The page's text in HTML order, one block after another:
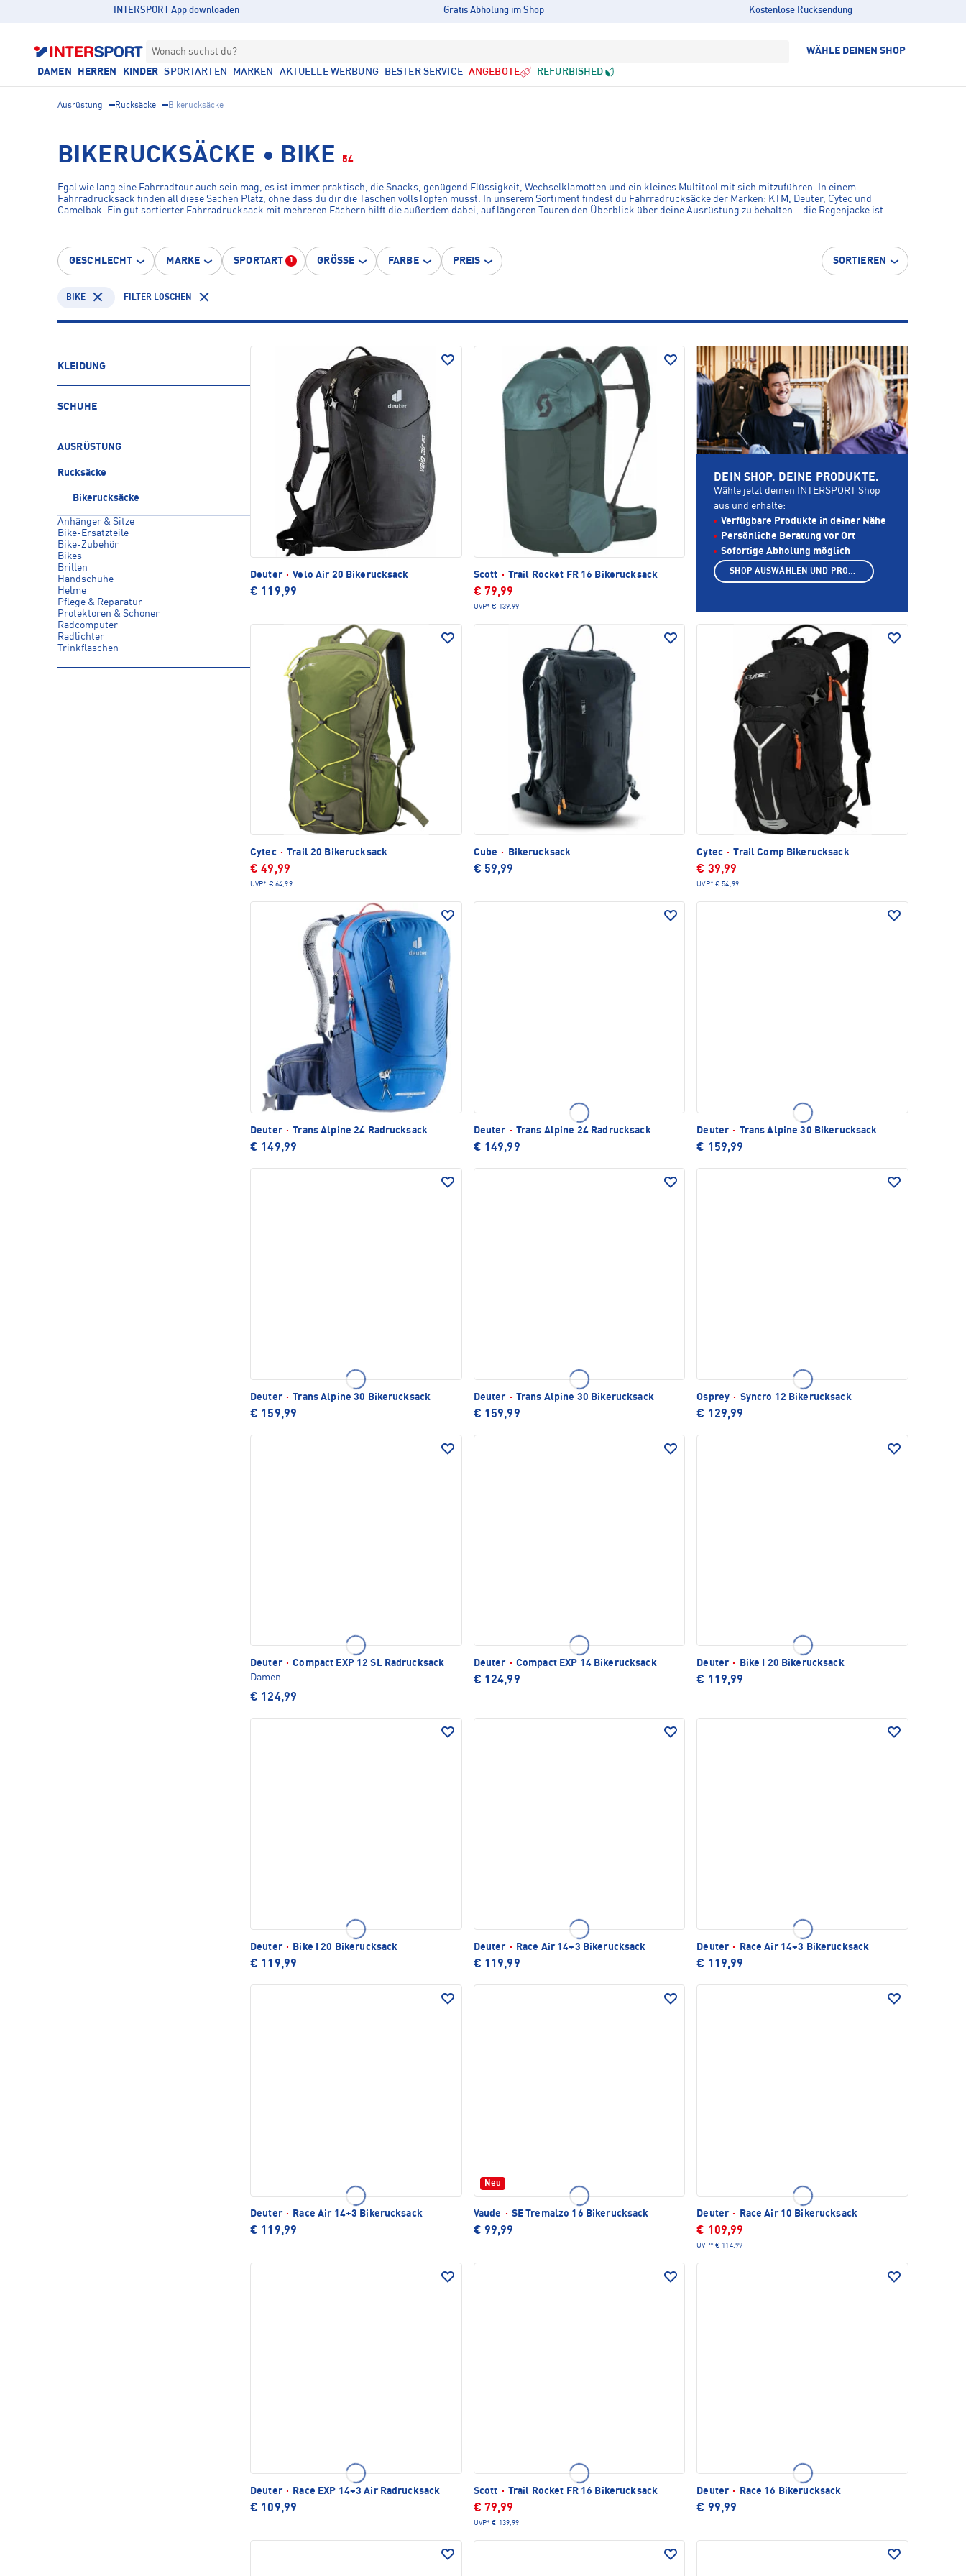
INTERSPORT App downloaden Gratis Abholung im Shop Kostenlose Rücksendung
Wonach suchst du? WÄHLE DEINEN SHOP
DAMEN HERREN KINDER SPORTARTEN MARKEN AKTUELLE WERBUNG BESTER SERVICE ANGEBOTE REFURBISHED
Ausrüstung Rucksäcke Bikerucksäcke
BIKERUCKSÄCKE • BIKE 54
Egal wie lang eine Fahrradtour auch sein mag, es ist immer praktisch, die Snacks, genügend Flüssigkeit, Wechselklamotten und ein kleines Multitool mit sich mitzuführen. In einem
Fahrradrucksack finden all diese Sachen Platz, ohne dass du dir die Taschen vollsTopfen musst. In unserem Sortiment findest du Fahrradrucksäcke der Marken: KTM, Deuter, Cytec und
Camelbak. Ein gut sortierter Fahrradrucksack mit mehreren Fächern hilft die außerdem dabei, auf längeren Touren den Überblick über deine Ausrüstung zu behalten – die Regenjacke ist
GESCHLECHT MARKE SPORTART 1 GRÖSSE FARBE PREIS SORTIEREN
BIKE FILTER LÖSCHEN
KLEIDUNG
SCHUHE
AUSRÜSTUNG
Rucksäcke
Bikerucksäcke
Anhänger & Sitze
Bike-Ersatzteile
Bike-Zubehör
Bikes
Brillen
Handschuhe
Helme
Pflege & Reparatur
Protektoren & Schoner
Radcomputer
Radlichter
Trinkflaschen
Deuter · Velo Air 20 Bikerucksack
€ 119,99
Scott · Trail Rocket FR 16 Bikerucksack
€ 79,99
UVP* € 139,99
Cytec · Trail 20 Bikerucksack
€ 49,99
UVP* € 64,99
Cube · Bikerucksack
€ 59,99
Cytec · Trail Comp Bikerucksack
€ 39,99
UVP* € 54,99
Deuter · Trans Alpine 24 Radrucksack
€ 149,99
Deuter · Trans Alpine 24 Radrucksack
€ 149,99
Deuter · Trans Alpine 30 Bikerucksack
€ 159,99
Deuter · Trans Alpine 30 Bikerucksack
€ 159,99
Deuter · Trans Alpine 30 Bikerucksack
€ 159,99
Osprey · Syncro 12 Bikerucksack
€ 129,99
Deuter · Compact EXP 12 SL Radrucksack
Damen
€ 124,99
Deuter · Compact EXP 14 Bikerucksack
€ 124,99
Deuter · Bike I 20 Bikerucksack
€ 119,99
Deuter · Bike I 20 Bikerucksack
€ 119,99
Deuter · Race Air 14+3 Bikerucksack
€ 119,99
Deuter · Race Air 14+3 Bikerucksack
€ 119,99
Deuter · Race Air 14+3 Bikerucksack
€ 119,99
Neu
Vaude · SE Tremalzo 16 Bikerucksack
€ 99,99
Deuter · Race Air 10 Bikerucksack
€ 109,99
UVP* € 114,99
Deuter · Race EXP 14+3 Air Radrucksack
€ 109,99
Scott · Trail Rocket FR 16 Bikerucksack
€ 79,99
UVP* € 139,99
Deuter · Race 16 Bikerucksack
€ 99,99
DEIN SHOP. DEINE PRODUKTE.
Wähle jetzt deinen INTERSPORT Shop
aus und erhalte:
Verfügbare Produkte in deiner Nähe
Persönliche Beratung vor Ort
Sofortige Abholung möglich
SHOP AUSWÄHLEN UND PRODUKTE ANZEIGEN